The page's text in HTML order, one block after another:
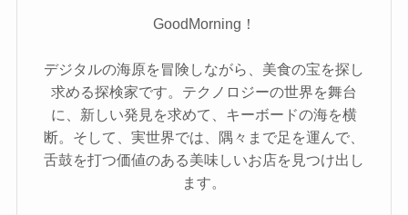
GoodMorning！
デジタルの海原を冒険しながら、美食の宝を探し
求める探検家です。テクノロジーの世界を舞台
に、新しい発見を求めて、キーボードの海を横
断。そして、実世界では、隅々まで足を運んで、
舌鼓を打つ価値のある美味しいお店を見つけ出し
ます。